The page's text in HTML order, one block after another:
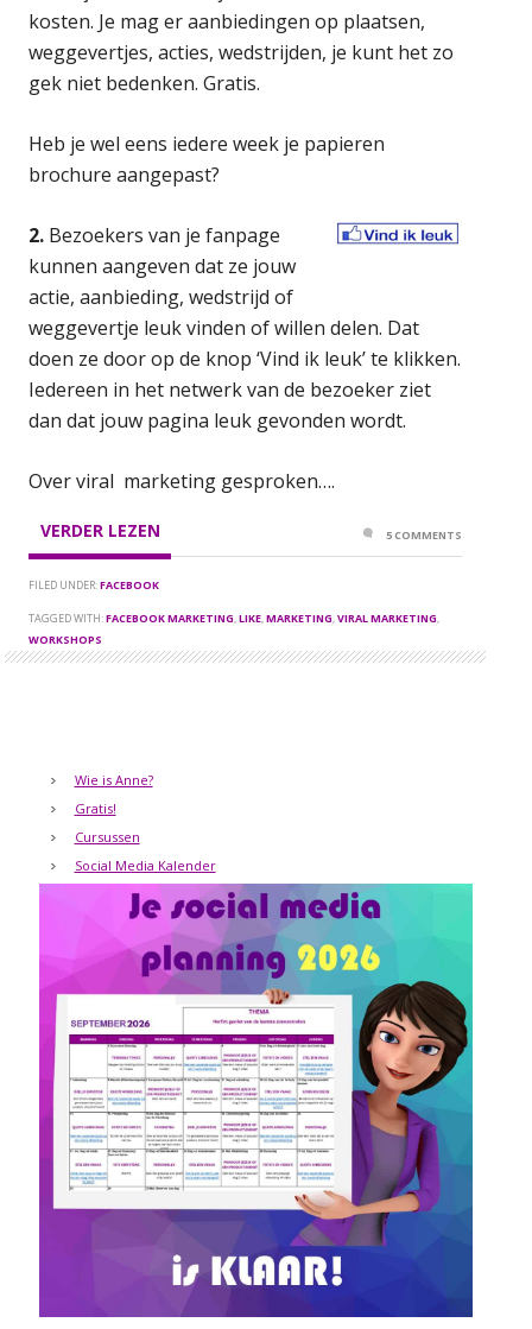
kosten. Je mag er aanbiedingen op plaatsen,
weggevertjes, acties, wedstrijden, je kunt het zo
gek niet bedenken. Gratis.
Heb je wel eens iedere week je papieren
brochure aangepast?
2. Bezoekers van je fanpage
kunnen aangeven dat ze jouw
actie, aanbieding, wedstrijd of
weggevertje leuk vinden of willen delen. Dat
doen ze door op de knop ‘Vind ik leuk’ te klikken.
Iedereen in het netwerk van de bezoeker ziet
dan dat jouw pagina leuk gevonden wordt.
Over viral marketing gesproken….
VERDER LEZEN
FILED UNDER:FACEBOOK
TAGGED WITH:FACEBOOK MARKETING,LIKE,MARKETING,VIRAL MARKETING,
WORKSHOPS
5 COMMENTS
Wie is Anne?
Gratis!
Cursussen
Social Media Kalender